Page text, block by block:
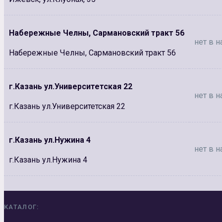
Набережные Челны, Сармановский тракт 56
Набережные Челны, Сармановский тракт 56
нет в
г.Казань ул.Университетская 22
г.Казань ул.Университетская 22
нет в
г.Казань ул.Нужина 4
г.Казань ул.Нужина 4
нет в
КАТАЛОГ: